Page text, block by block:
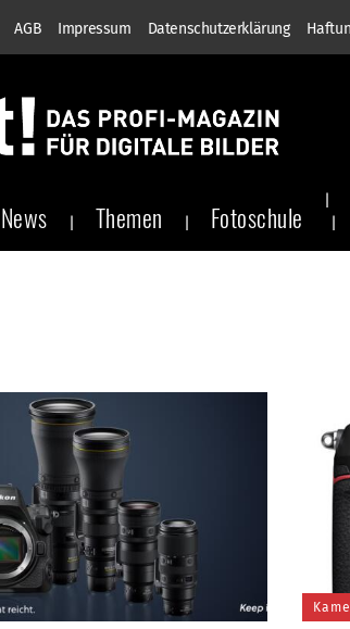
AGB Impressum Datenschutzerklärung
News Themen Fotoschule